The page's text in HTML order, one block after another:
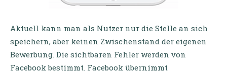
Aktuell kann man als Nutzer nur die Stelle an sich
speichern, aber keinen Zwischenstand der eigenen
Bewerbung. Die sichtbaren Fehler werden von
Facebook bestimmt. Facebook übernimmt